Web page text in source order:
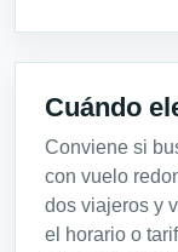
Cuándo
Conviene si
con vuelo
dos viajeros y
el horario o